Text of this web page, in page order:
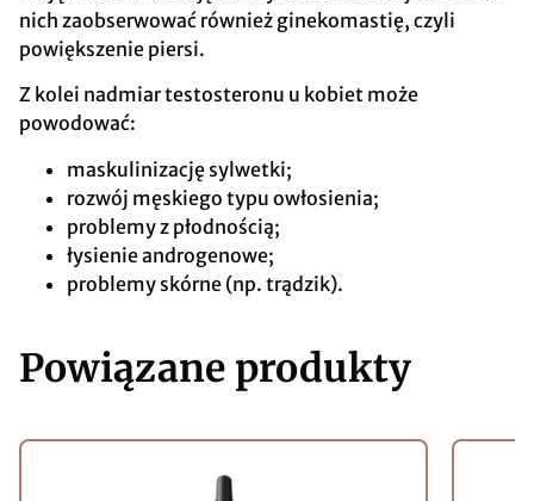
nich zaobserwować również ginekomastię, czyli
powiększenie piersi.
Z kolei nadmiar testosteronu u kobiet może
powodować:
maskulinizację sylwetki;
rozwój męskiego typu owłosienia;
problemy z płodnością;
łysienie androgenowe;
problemy skórne (np. trądzik).
Powiązane produkty